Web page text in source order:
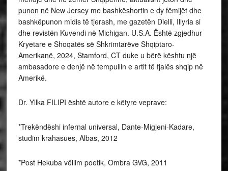
punon në New Jersey me bashkëshortin e dy fëmijët dhe
bashkëpunon midis të tjerash, me gazetën Dielli, Illyria si
dhe revistën Kuvendi në Michigan. U.S.A. Është zgjedhur
Kryetare e Shoqatës së Shkrimtarëve Shqiptaro-
Amerikanë, 2024, Stamford, CT duke u bërë kështu një
ambasadore e denjë në tempullin e artit të fjalës shqip në
Amerikë.
Dr. Yllka FILIPI është autore e këtyre veprave:
*Trekëndëshi infernal universal, Dante-Migjeni-Kadare,
studim krahasues, Albas, 2012
*Post Hekuba vëllim poetik, Ombra GVG, 2011